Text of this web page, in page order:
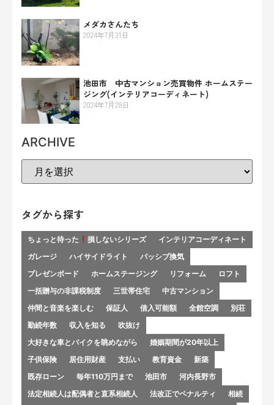
メダカさんたち
2024年7月31日
池田市 中古マンション売買物件 ホームステー
ジング(インテリアコーディネート)
2024年7月28日
ARCHIVE
タグから探す
ちょっと待った 損しないシリーズ
インテリアコーディネート
ガレージ
ハイサイドライト
パッシブ換気
プレゼンボード
ホームステージング リフォーム
ロフト
一括贈与の非課税制度
三世帯住宅
中古マンション
仲間と音楽を楽しむ
保証人 借入可能額 全館空調
別荘
勤続年数
収入を知る
吹抜け
大好きな車とバイクを眺めながら
婚姻期間が20年以上
子供保険
居住用財産 支払い 教育資金
新築
既存ローン
毎年110万円まで 池田市
河内長野市
法定相続人は配偶者と直系相続人
法改正でペナルティ
相続